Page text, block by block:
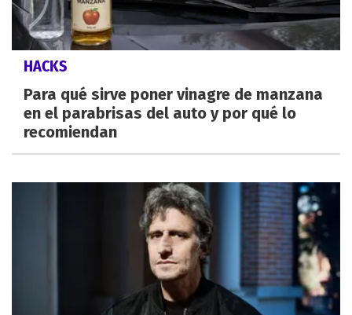
HACKS
Para qué sirve poner vinagre de manzana
en el parabrisas del auto y por qué lo
recomiendan